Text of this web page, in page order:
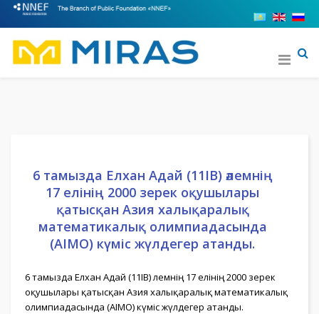
6 тамызда Елхан Адай (11IB) әлемнің
17 елінің 2000 зерек оқушылары
қатысқан Азия халықаралық
математикалық олимпиадасында
(AIMO) күміс жүлдегер атанды.
6 тамызда Елхан Адай (11IB) әлемнің 17 елінің 2000 зерек
оқушылары қатысқан Азия халықаралық математикалық
олимпиадасында (AIMO) күміс жүлдегер атанды.